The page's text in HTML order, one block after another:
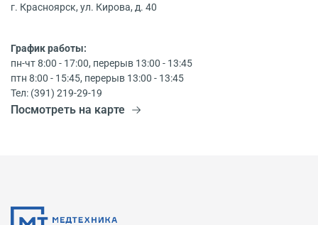
г. Красноярск, ул. Кирова, д. 40
График работы:
пн-чт 8:00 - 17:00, перерыв 13:00 - 13:45
птн 8:00 - 15:45, перерыв 13:00 - 13:45
Тел: (391) 219-29-19
Посмотреть на карте